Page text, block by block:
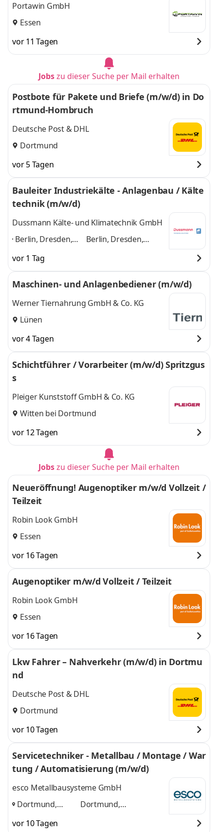
Portawin GmbH
Essen
vor 11 Tagen
Jobszu dieser Suche per Mail erhalten
Postbote für Pakete und Briefe (m/w/d) in Do
rtmund-Hombruch
Deutsche Post & DHL
Dortmund
vor 5 Tagen
Bauleiter Industriekälte - Anlagenbau / Kälte
technik (m/w/d)
Dussmann Kälte- und Klimatechnik GmbH
Berlin, Dresden,
Frankfurt am Main,
Hamburg, Kassel,
Leipzig, München,
Stuttgart
Berlin, Dresden,
Hamburg, Kassel,
Leipzig, München,
Stuttgart und 8
weitere
vor 1 Tag
Maschinen- und Anlagenbediener (m/w/d)
Werner Tiernahrung GmbH & Co. KG
Lünen
vor 4 Tagen
Schichtführer / Vorarbeiter (m/w/d) Spritzgus
s
Pleiger Kunststoff GmbH & Co. KG
Witten bei Dortmund
vor 12 Tagen
Jobszu dieser Suche per Mail erhalten
Neueröffnung! Augenoptiker m/w/d Vollzeit /
Teilzeit
Robin Look GmbH
Essen
vor 16 Tagen
Augenoptiker m/w/d Vollzeit / Teilzeit
Robin Look GmbH
Essen
vor 16 Tagen
Lkw Fahrer – Nahverkehr (m/w/d) in Dortmu
nd
Deutsche Post & DHL
Dortmund
vor 10 Tagen
Servicetechniker - Metallbau / Montage / War
tung / Automatisierung (m/w/d)
esco Metallbausysteme GmbH
Dortmund,
Duisburg,
Dortmund,
vor 10 Tagen